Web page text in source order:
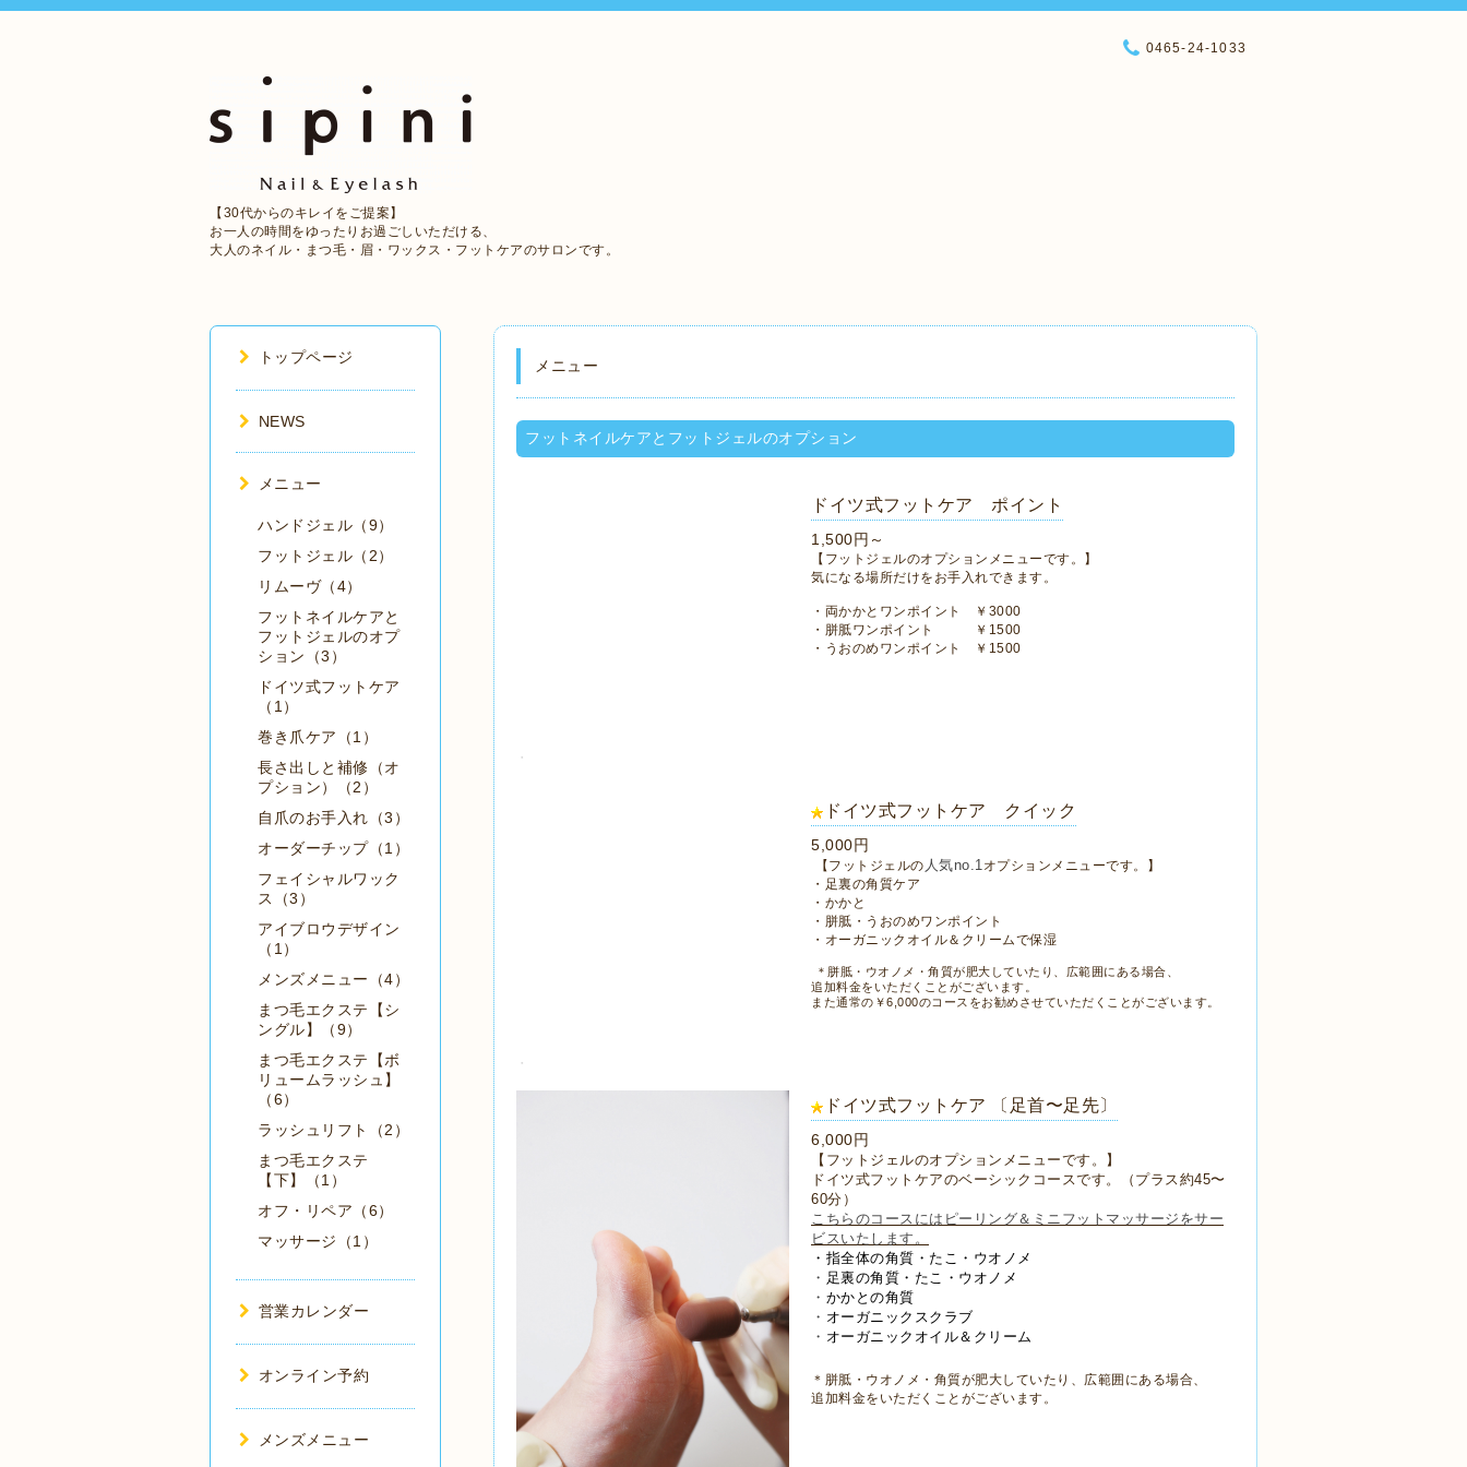
【30代からのキレイをご提案】
お一人の時間をゆったりお過ごしいただける、
大人のネイル・まつ毛・眉・ワックス・フットケアのサロンです。
0465-24-1033
メニュー
フットネイルケアとフットジェルのオプション
ドイツ式フットケア ポイント
1,500円～
【フットジェルのオプションメニューです。】
気になる場所だけをお手入れできます。
・両かかとワンポイント ￥3000
・胼胝ワンポイント ￥1500
・うおのめワンポイント ￥1500
ドイツ式フットケア クイック
5,000円
【フットジェルの 人気no.1オプションメニューです。】
・足裏の角質ケア
・かかと
・胼胝・うおのめワンポイント
・オーガニックオイル＆クリームで保湿
＊ 胼胝・ウオノメ・角質が肥大していたり、広範囲にある場合、
追加料金をいただくことがございます。
また通常の￥6,000のコースをお勧めさせていただくことがございます。
ドイツ式フットケア 〔足首〜足先〕
6,000円
【フットジェルのオプションメニューです。】
ドイツ式フットケアのベーシックコースです。（プラス約45〜
60分）
こちらのコースにはピーリング＆ミニフットマッサージをサー
ビスいたします。
・指全体の角質・たこ・ウオノメ
・ 足裏の角質・たこ・ウオノメ
・ かかとの角質
・ オーガニックスクラブ
・ オーガニックオイル＆クリーム
＊ 胼胝・ウオノメ・角質が肥大していたり、広範囲にある場合、
追加料金をいただくことがございます。
トップページ
NEWS
メニュー
ハンドジェル（9）
フットジェル（2）
リムーヴ（4）
フットネイルケアと
フットジェルのオプ
ション（3）
ドイツ式フットケア
（1）
巻き爪ケア（1）
長さ出しと補修（オ
プション）（2）
自爪のお手入れ（3）
オーダーチップ（1）
フェイシャルワック
ス（3）
アイブロウデザイン
（1）
メンズメニュー（4）
まつ毛エクステ【シ
ングル】（9）
まつ毛エクステ【ボ
リュームラッシュ】
（6）
ラッシュリフト（2）
まつ毛エクステ
【下】（1）
オフ・リペア（6）
マッサージ（1）
営業カレンダー
オンライン予約
メンズメニュー